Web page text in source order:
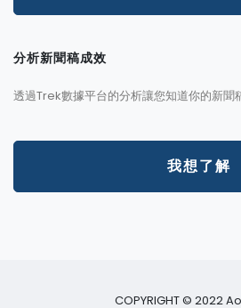
分析新聞稿成效
透過Trek數據平台的分析讓您知道你的新聞
我想了解
COPYRIGHT © 2022